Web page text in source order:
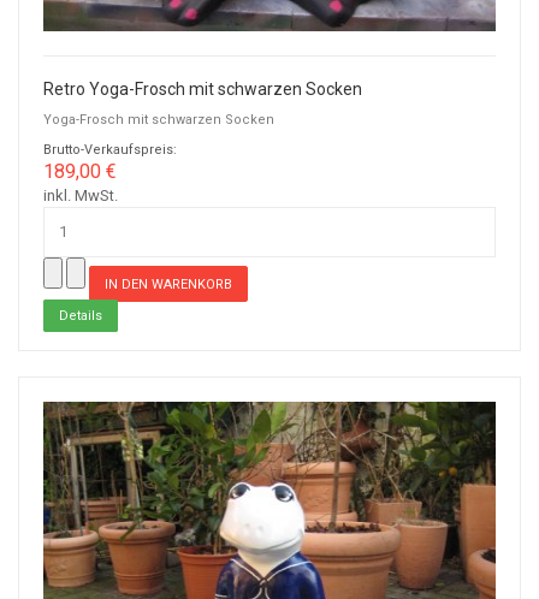
Retro Yoga-Frosch mit schwarzen Socken
Yoga-Frosch mit schwarzen Socken
Brutto-Verkaufspreis:
189,00 €
inkl. MwSt.
Details